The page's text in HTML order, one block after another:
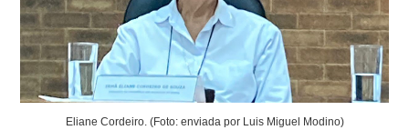
Eliane Cordeiro. (Foto: enviada por Luis Miguel Modino)